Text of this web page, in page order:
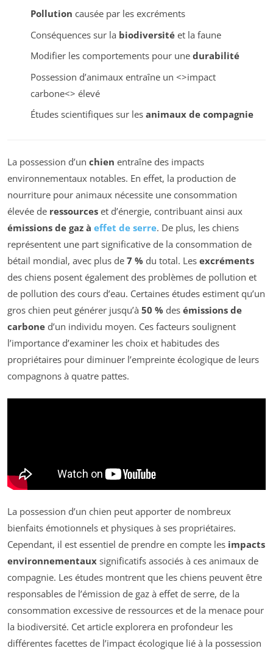
Pollution causée par les excréments
Conséquences sur la biodiversitéet la faune
Modifier les comportements pour une durabilité
Possession d’animaux entraîne un <>impact
carbone<> élevé
Études scientifiques sur les animaux de compagnie
La possession d’un chien entraîne des impacts
environnementaux notables. En effet, la production de
nourriture pour animaux nécessite une consommation
élevée de ressources et d’énergie, contribuant ainsi aux
émissions de gaz à effet de serre. De plus, les chiens
représentent une part significative de la consommation de
bétail mondial, avec plus de 7 % du total. Les excréments
des chiens posent également des problèmes de pollution et
de pollution des cours d’eau. Certaines études estiment qu’un
gros chien peut générer jusqu’à 50 % des émissions de
carbone d’un individu moyen. Ces facteurs soulignent
l’importance d’examiner les choix et habitudes des
propriétaires pour diminuer l’empreinte écologique de leurs
compagnons à quatre pattes.
La possession d’un chien peut apporter de nombreux
bienfaits émotionnels et physiques à ses propriétaires.
Cependant, il est essentiel de prendre en compte les impacts
environnementaux significatifs associés à ces animaux de
compagnie. Les études montrent que les chiens peuvent être
responsables de l’émission de gaz à effet de serre, de la
consommation excessive de ressources et de la menace pour
la biodiversité. Cet article explorera en profondeur les
différentes facettes de l’impact écologique lié à la possession